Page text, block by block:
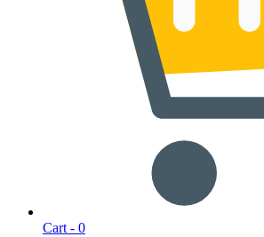
Cart - 0